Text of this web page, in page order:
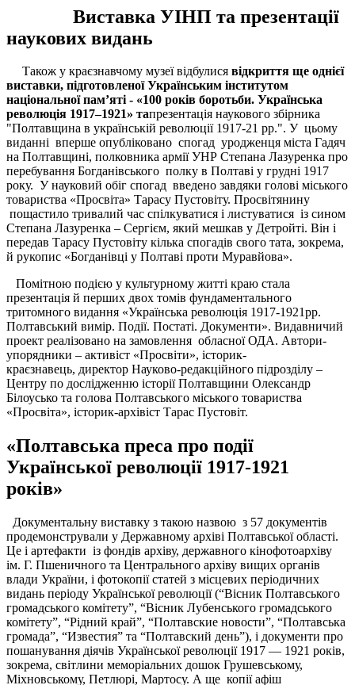
Виставка УІНП та презентації
наукових видань
Також у краєзнавчому музеї відбулися відкриття ще однієї
виставки, підготовленої Українським інститутом
національної пам’яті - «100 років боротьби. Українська
революція 1917–1921» тапрезентація наукового збірника
"Полтавщина в українській революції 1917-21 рр.". У цьому
виданні вперше опубліковано спогад уродженця міста Гадяч
на Полтавщині, полковника армії УНР Степана Лазуренка про
перебування Богданівського полку в Полтаві у грудні 1917
року. У науковий обіг спогад введено завдяки голові міського
товариства «Просвіта» Тарасу Пустовіту. Просвітянину
пощастило тривалий час спілкуватися і листуватися із сином
Степана Лазуренка – Сергієм, який мешкав у Детройті. Він і
передав Тарасу Пустовіту кілька спогадів свого тата, зокрема,
й рукопис «Богданівці у Полтаві проти Муравйова».
Помітною подією у культурному житті краю стала
презентація й перших двох томів фундаментального
тритомного видання «Українська революція 1917-1921рр.
Полтавський вимір. Події. Постаті. Документи». Видавничий
проект реалізовано на замовлення обласної ОДА. Автори-
упорядники – активіст «Просвіти», історик-
краєзнавець, директор Науково-редакційного підрозділу –
Центру по дослідженню історії Полтавщини Олександр
Білоусько та голова Полтавського міського товариства
«Просвіта», історик-архівіст Тарас Пустовіт.
«Полтавська преса про події
Української революції 1917-1921
років»
Документальну виставку з такою назвою з 57 документів
продемонстрували у Державному архіві Полтавської області.
Це і артефакти із фондів архіву, державного кінофотоархіву
ім. Г. Пшеничного та Центрального архіву вищих органів
влади України, і фотокопії статей з місцевих періодичних
видань періоду Української революції (“Вісник Полтавського
громадського комітету”, “Вісник Лубенського громадського
комітету”, “Рідний край”, “Полтавские новости”, “Полтавська
громада”, “Известия” та “Полтавский день”), і документи про
пошанування діячів Української революції 1917 — 1921 років,
зокрема, світлини меморіальних дошок Грушевському,
Міхновському, Петлюрі, Мартосу. А ще копії афіш